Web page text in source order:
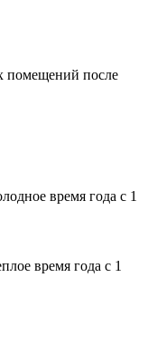
помещений после
время года с 1
время года с 1